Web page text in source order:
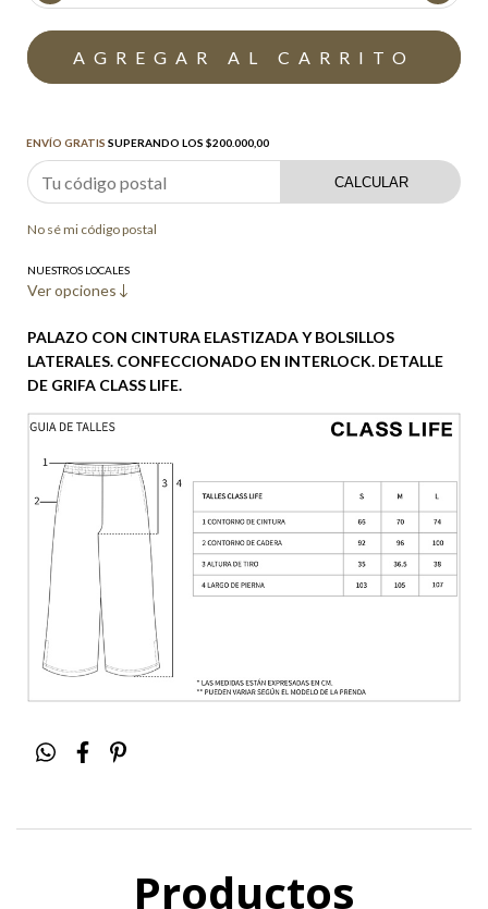
ENVÍO GRATIS SUPERANDO LOS $200.000,00
CALCULAR
No sé mi código postal
NUESTROS LOCALES
Ver opciones
PALAZO CON CINTURA ELASTIZADA Y BOLSILLOS
LATERALES. CONFECCIONADO EN INTERLOCK. DETALLE
DE GRIFA CLASS LIFE.
Productos